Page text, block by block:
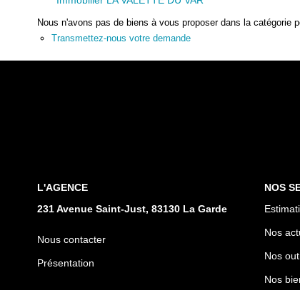
Nous n'avons pas de biens à vous proposer dans la catégorie
Transmettez-nous votre demande
L'AGENCE
231 Avenue Saint-Just, 83130 La Garde
Nous contacter
Présentation
NOS
Nos
Nos
Nos